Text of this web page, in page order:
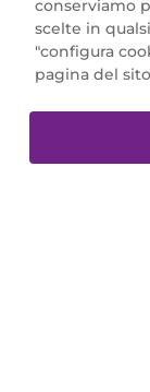
REA Milano
SCARICA LA
conserviamo
scelte in
"configura
pagina del